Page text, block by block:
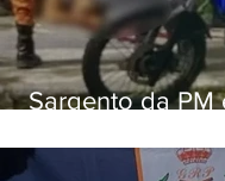
Sargento da PM
em Vaz Lobo